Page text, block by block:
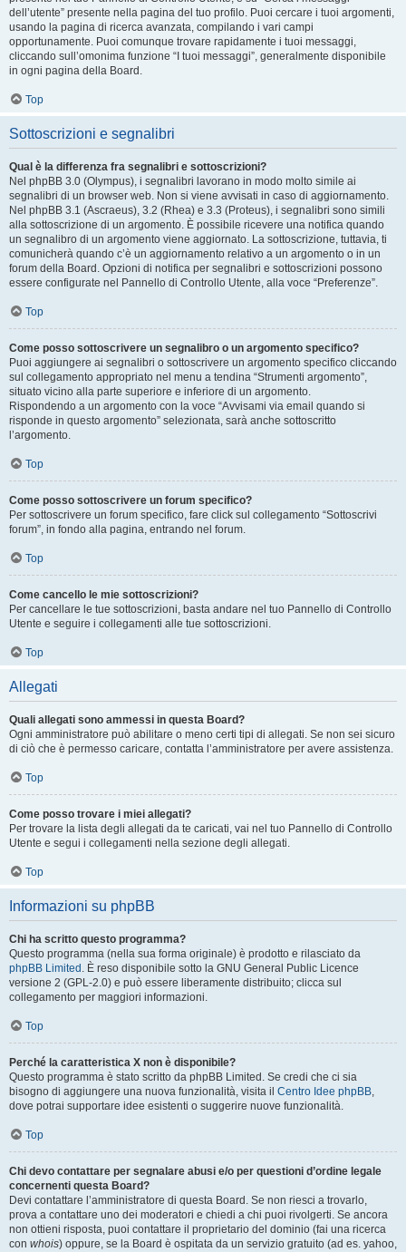
dell’utente” presente nella pagina del tuo profilo. Puoi cercare i tuoi argomenti,
usando la pagina di ricerca avanzata, compilando i vari campi
opportunamente. Puoi comunque trovare rapidamente i tuoi messaggi,
cliccando sull’omonima funzione “I tuoi messaggi”, generalmente disponibile
in ogni pagina della Board.
Top
Sottoscrizioni e segnalibri
Qual è la differenza fra segnalibri e sottoscrizioni?
Nel phpBB 3.0 (Olympus), i segnalibri lavorano in modo molto simile ai
segnalibri di un browser web. Non si viene avvisati in caso di aggiornamento.
Nel phpBB 3.1 (Ascraeus), 3.2 (Rhea) e 3.3 (Proteus), i segnalibri sono simili
alla sottoscrizione di un argomento. È possibile ricevere una notifica quando
un segnalibro di un argomento viene aggiornato. La sottoscrizione, tuttavia, ti
comunicherà quando c’è un aggiornamento relativo a un argomento o in un
forum della Board. Opzioni di notifica per segnalibri e sottoscrizioni possono
essere configurate nel Pannello di Controllo Utente, alla voce “Preferenze”.
Top
Come posso sottoscrivere un segnalibro o un argomento specifico?
Puoi aggiungere ai segnalibri o sottoscrivere un argomento specifico cliccando
sul collegamento appropriato nel menu a tendina “Strumenti argomento”,
situato vicino alla parte superiore e inferiore di un argomento.
Rispondendo a un argomento con la voce “Avvisami via email quando si
risponde in questo argomento” selezionata, sarà anche sottoscritto
l’argomento.
Top
Come posso sottoscrivere un forum specifico?
Per sottoscrivere un forum specifico, fare click sul collegamento “Sottoscrivi
forum”, in fondo alla pagina, entrando nel forum.
Top
Come cancello le mie sottoscrizioni?
Per cancellare le tue sottoscrizioni, basta andare nel tuo Pannello di Controllo
Utente e seguire i collegamenti alle tue sottoscrizioni.
Top
Allegati
Quali allegati sono ammessi in questa Board?
Ogni amministratore può abilitare o meno certi tipi di allegati. Se non sei sicuro
di ciò che è permesso caricare, contatta l’amministratore per avere assistenza.
Top
Come posso trovare i miei allegati?
Per trovare la lista degli allegati da te caricati, vai nel tuo Pannello di Controllo
Utente e segui i collegamenti nella sezione degli allegati.
Top
Informazioni su phpBB
Chi ha scritto questo programma?
Questo programma (nella sua forma originale) è prodotto e rilasciato da
phpBB Limited . È reso disponibile sotto la GNU General Public Licence
versione 2 (GPL-2.0) e può essere liberamente distribuito; clicca sul
collegamento per maggiori informazioni.
Top
Perché la caratteristica X non è disponibile?
Questo programma è stato scritto da phpBB Limited. Se credi che ci sia
bisogno di aggiungere una nuova funzionalità, visita il Centro Idee phpBB,
dove potrai supportare idee esistenti o suggerire nuove funzionalità.
Top
Chi devo contattare per segnalare abusi e/o per questioni d’ordine legale
concernenti questa Board?
Devi contattare l’amministratore di questa Board. Se non riesci a trovarlo,
prova a contattare uno dei moderatori e chiedi a chi puoi rivolgerti. Se ancora
non ottieni risposta, puoi contattare il proprietario del dominio (fai una ricerca
con whois) oppure, se la Board è ospitata da un servizio gratuito (ad es. yahoo,